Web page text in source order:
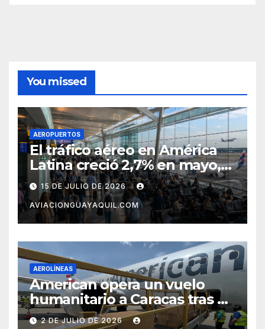
You missed
AEROPUERTOS
El tráfico aéreo en América
Latina creció 2,7% en mayo,
pero el mercado con EE.UU.
completa tres meses en
caída
15 DE JULIO DE 2026
AVIACIONGUAYAQUIL.COM
AEROLÍNEAS
American opera un vuelo
humanitario a Caracas tras el
terremoto en Venezuela
2 DE JULIO DE 2026